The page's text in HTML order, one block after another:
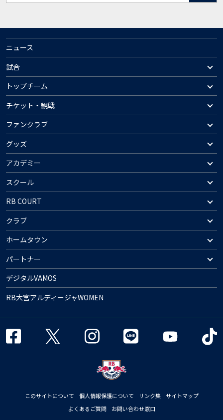
ニュース
試合
トップチーム
チケット・観戦
ファンクラブ
グッズ
アカデミー
スクール
RB COURT
クラブ
ホームタウン
パートナー
デジタルVAMOS
RB大宮アルディージャWOMEN
このサイトについて 個人情報保護について リンク集
サイトマップ
よくあるご質問
お問い合わせ窓口